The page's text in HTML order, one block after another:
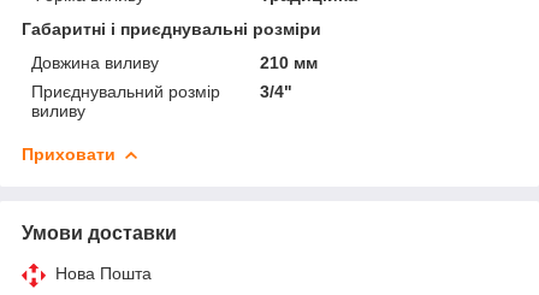
Габаритні і приєднувальні розміри
Довжина виливу
210 мм
Приєднувальний розмір
виливу
3/4"
Приховати
Умови доставки
Нова Пошта